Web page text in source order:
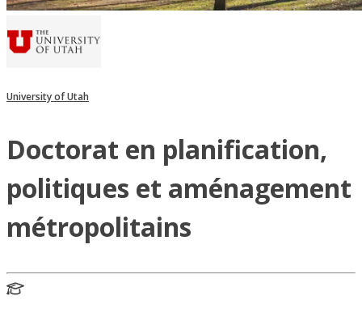
University of Utah
Doctorat en planification,
politiques et aménagement
métropolitains